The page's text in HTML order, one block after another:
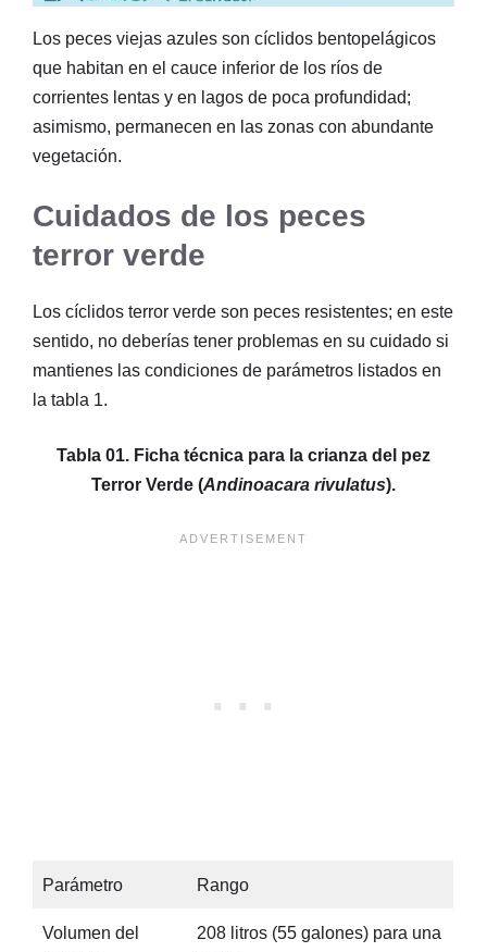
Los peces viejas azules son cíclidos bentopelágicos
que habitan en el cauce inferior de los ríos de
corrientes lentas y en lagos de poca profundidad;
asimismo, permanecen en las zonas con abundante
vegetación.
Cuidados de los peces
terror verde
Los cíclidos terror verde son peces resistentes; en este
sentido, no deberías tener problemas en su cuidado si
mantienes las condiciones de parámetros listados en
la tabla 1.
Tabla 01. Ficha técnica para la crianza del pez
Terror Verde (Andinoacara rivulatus).
Parámetro Rango
Volumen del
208 litros (55 galones) para una